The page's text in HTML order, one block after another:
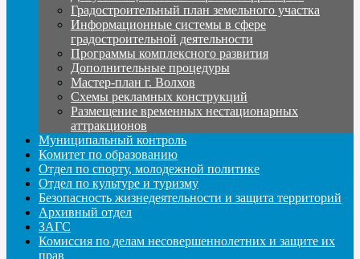
Градостроительный план земельного участка
Информационные системы в сфере
градостроительной деятельности
Программы комплексного развития
Дополнительные процедуры
Мастер-план г. Волхов
Схемы рекламных конструкций
Размещение временных нестационарных
аттракционов
Муниципальный контроль
Комитет по образованию
Отдел по спорту, молодежной политике
Отдел по культуре и туризму
Безопасность жизнедеятельности и защита территорий
Архивный отдел
ЗАГС
Комиссия по делам несовершеннолетних и защите их
прав